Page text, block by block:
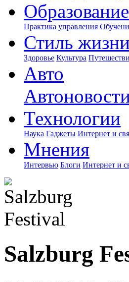
Практика управления
Стиль жизни
Здоровье Культура
Авто
Технологии
Наука Гаджеты Интернет и
Мнения
Интервью Блоги Интернет и
Salzburg